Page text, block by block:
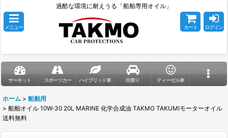
過酷な環境に耐えうる「船舶専用オイル」
メニュー カート ログイン
サーキット スポーツカー ハイブリッド車 街乗り ディーゼル車
ホーム > 船舶用
> 船舶オイル 10W-30 20L MARINE 化学合成油 TAKMO TAKUMIモーターオイル
送料無料